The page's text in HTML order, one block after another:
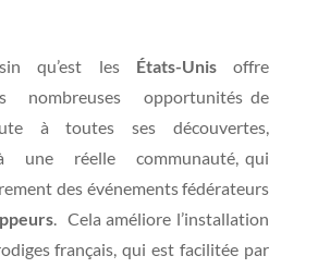
qu’est les États-Unisoffre
nombreuses opportunités de
à toutes ses découvertes,
à une réelle communauté, qui
des événements fédérateurs
. Cela améliore l’installation
français, qui est facilitée par